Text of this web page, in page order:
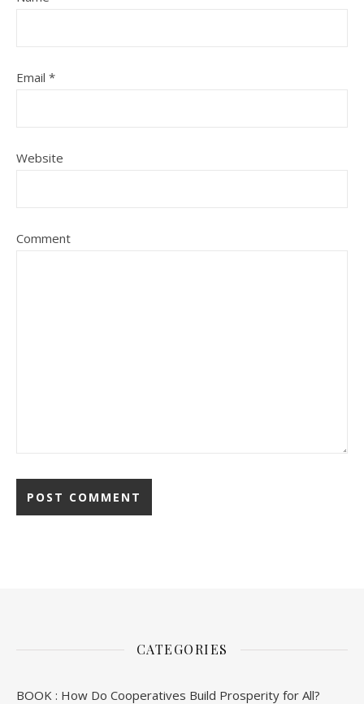
Email *
Website
Comment
CATEGORIES
BOOK : How Do Cooperatives Build Prosperity for All?